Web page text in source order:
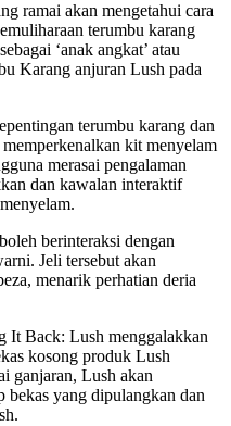
ramai akan mengetahui cara
terumbu karang
‘anak angkat’ atau
Karang anjuran Lush pada
terumbu karang dan
kit menyelam
merasai pengalaman
dan kawalan interaktif
berinteraksi dengan
Jeli tersebut akan
menarik perhatian deria
It Back: Lush menggalakkan
kosong produk Lush
ganjaran, Lush akan
bekas yang dipulangkan dan